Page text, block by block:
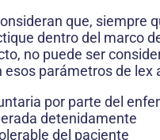
que, siempre
dentro del marco
no puede ser
esos parámetros de lex
por parte del
detenidamente
del paciente